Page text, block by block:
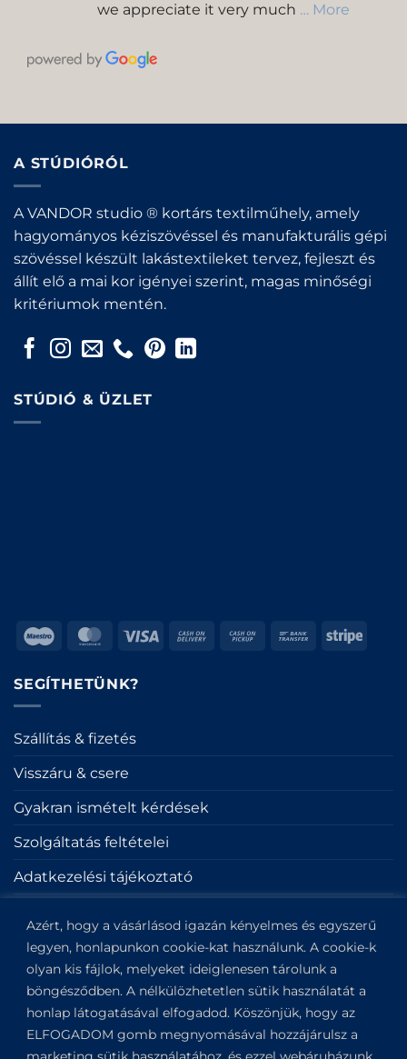
Azért, hogy a vásárlásod igazán kényelmes és egyszerű
legyen, honlapunkon cookie-kat használunk. A cookie-k
olyan kis fájlok, melyeket ideiglenesen tárolunk a
böngésződben. A nélkülözhetetlen sütik használatát a
honlap látogatásával elfogadod. Köszönjük, hogy az
ELFOGADOM gomb megnyomásával hozzájárulsz a
we appreciate it very much … More
A STÚDIÓRÓL
A VANDOR studio ® kortárs textilműhely, amely
hagyományos kéziszövéssel és manufakturális gépi
szövéssel készült lakástextileket tervez, fejleszt és
állít elő a mai kor igényei szerint, magas minőségi
kritériumok mentén.
STÚDIÓ & ÜZLET
Maestro MasterCard
Visa
Cash
Cash
Bank
Stripe
SEGÍTHETÜNK?
Szállítás & fizetés
Visszáru & csere
Gyakran ismételt kérdések
Szolgáltatás feltételei
Adatkezelési tájékoztató
Impresszum
KAPCSOLAT
Kapitány utca 6.